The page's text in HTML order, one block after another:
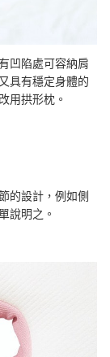
凹陷處可容納肩
具有穩定身體的
用拱形枕。
的設計，例如側
說明之。